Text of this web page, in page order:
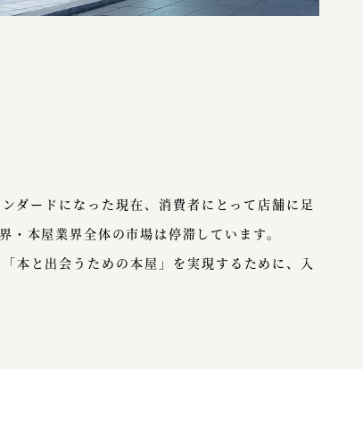
ダードになった現在、消費者にとって店舗に足
本屋業界全体の市場は停滞しています。
本と出会うための本屋」を実現するために、入